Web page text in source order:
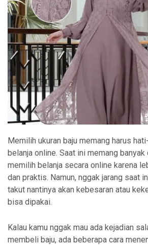
Memilih ukuran baju memang harus
belanja online. Saat ini memang
memilih belanja secara online karena
dan praktis. Namun, nggak jarang saat
takut nantinya akan kebesaran atau
bisa dipakai.
Kalau kamu nggak mau ada kejadian
membeli baju, ada beberapa cara